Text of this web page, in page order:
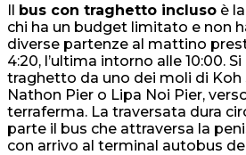
Il bus con traghetto incluso è
chi ha un budget limitato e non
diverse partenze al mattino
4:20, l’ultima intorno alle 10:00.
traghetto da uno dei moli di Koh
Nathon Pier o Lipa Noi Pier,
terraferma. La traversata dura
parte il bus che attraversa la
con arrivo al terminal autobus